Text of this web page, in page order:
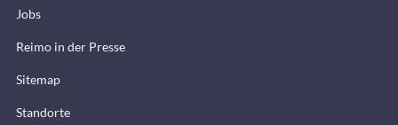
Jobs
Reimo in der Presse
Sitemap
Standorte